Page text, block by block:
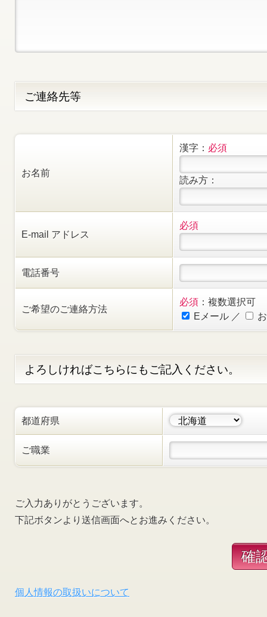
ご連絡先等
お名前
漢字： 必須
読み方：
E-mail アドレス
必須
電話番号
ご希望のご連絡方法
必須 ：複数選択可
Eメール ／
よろしければこちらにもご記入ください。
都道府県
ご職業
ご入力ありがとうございます。
下記ボタンより送信画面へとお進みください。
個人情報の取扱いについて